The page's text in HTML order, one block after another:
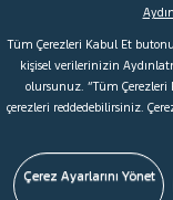
VOLVO
Kredi Hesaplama &
© 2026 Ford Türkiye
Şartlar & Kişisel Verilerin
Çerez Tercihleri
Tüm Çerezleri Kabul Et
kişisel verilerinizin
olursunuz. “Tüm Çerezleri
çerezleri reddedebilirsiniz.
Çerez Ayarlarını Yönet